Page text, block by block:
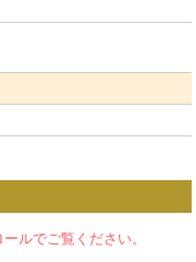
ルでご覧ください。